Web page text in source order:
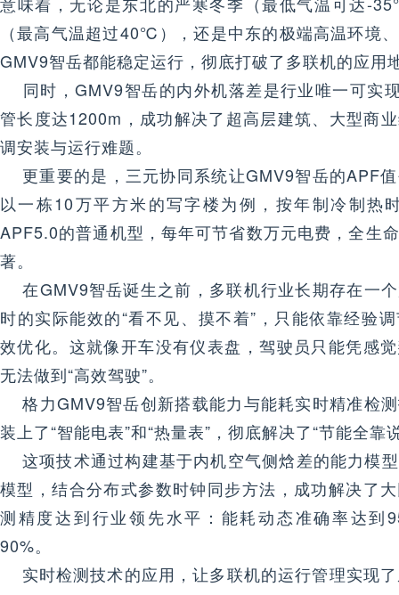
（最高气温超过40℃），还是中东的极端高温环境
GMV9智岳都能稳定运行，彻底打破了多联机的应用
同时，GMV9智岳的内外机落差是行业唯一可实
管长度达1200m，成功解决了超高层建筑、大型商
调安装与运行难题。
更重要的是，三元协同系统让GMV9智岳的APF
以一栋10万平方米的写字楼为例，按年制冷制热
APF5.0的普通机型，每年可节省数万元电费，全生
著。
在GMV9智岳诞生之前，多联机行业长期存在一
时的实际能效的“看不见、摸不着”，只能依靠经验
效优化。这就像开车没有仪表盘，驾驶员只能凭感
无法做到“高效驾驶”。
格力GMV9智岳创新搭载能力与能耗实时精准检
装上了“智能电表”和“热量表”，彻底解决了“节能全靠
这项技术通过构建基于内机空气侧焓差的能力模
模型，结合分布式参数时钟同步方法，成功解决了
测精度达到行业领先水平：能耗动态准确率达到
90%。
实时检测技术的应用，让多联机的运行管理实现了